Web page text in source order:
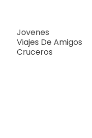
Jovenes
Viajes De Amigos
Cruceros